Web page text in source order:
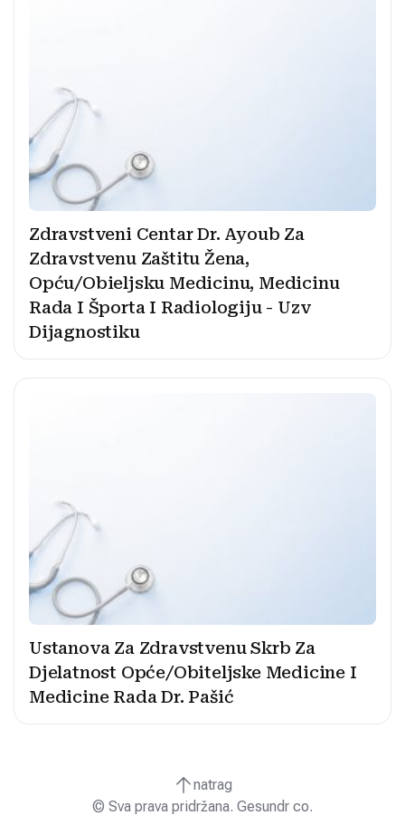
Zdravstveni Centar Dr. Ayoub Za
Zdravstvenu Zaštitu Žena,
Opću/Obieljsku Medicinu, Medicinu
Rada I Športa I Radiologiju - Uzv
Dijagnostiku
Ustanova Za Zdravstvenu Skrb Za
Djelatnost Opće/Obiteljske Medicine I
Medicine Rada Dr. Pašić
natrag
© Sva prava pridržana. Gesundr co.